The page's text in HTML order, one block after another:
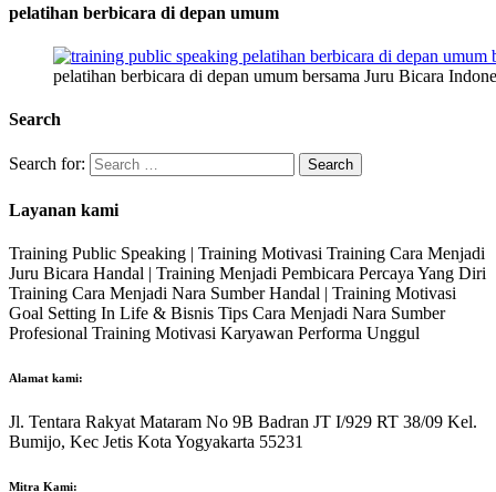
pelatihan berbicara di depan umum
pelatihan berbicara di depan umum bersama Juru Bicara
Search
Search for:
Layanan kami
Training Public Speaking | Training Motivasi Training Cara Menjadi
Juru Bicara Handal | Training Menjadi Pembicara Percaya Yang Diri
Training Cara Menjadi Nara Sumber Handal | Training Motivasi
Goal Setting In Life & Bisnis Tips Cara Menjadi Nara Sumber
Profesional Training Motivasi Karyawan Performa Unggul
Alamat kami:
Jl. Tentara Rakyat Mataram No 9B Badran JT I/929 RT 38/09 Kel.
Bumijo, Kec Jetis Kota Yogyakarta 55231
Mitra Kami: